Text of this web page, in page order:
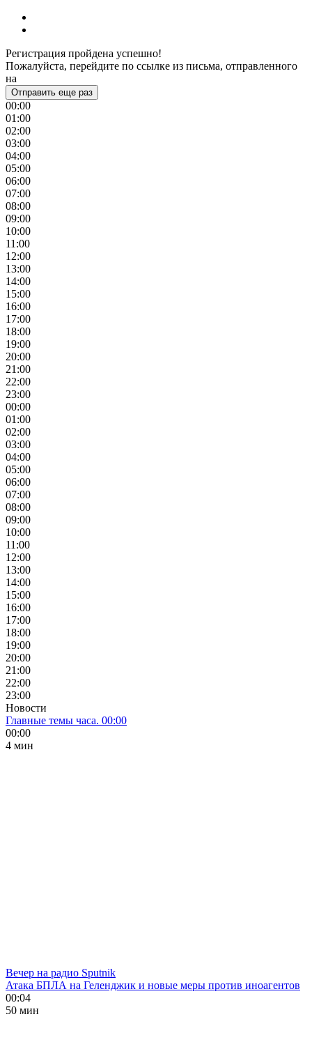
Регистрация пройдена успешно!
Пожалуйста, перейдите по ссылке из письма, отправленного
на
Отправить еще раз
00:00
01:00
02:00
03:00
04:00
05:00
06:00
07:00
08:00
09:00
10:00
11:00
12:00
13:00
14:00
15:00
16:00
17:00
18:00
19:00
20:00
21:00
22:00
23:00
00:00
01:00
02:00
03:00
04:00
05:00
06:00
07:00
08:00
09:00
10:00
11:00
12:00
13:00
14:00
15:00
16:00
17:00
18:00
19:00
20:00
21:00
22:00
23:00
Новости
Главные темы часа. 00:00
00:00
4 мин
Вечер на радио Sputnik
Атака БПЛА на Геленджик и новые меры против иноагентов
00:04
50 мин